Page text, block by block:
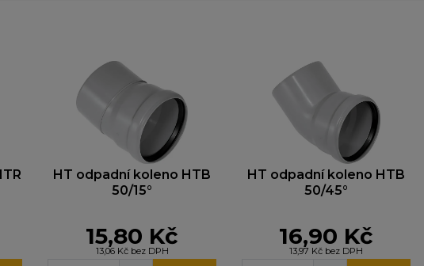
HT odpadní koleno HTB
50/15°
15,80 Kč
13,06 Kč bez DPH
HT odpadní koleno HTB
50/45°
16,90 Kč
13,97 Kč bez DPH